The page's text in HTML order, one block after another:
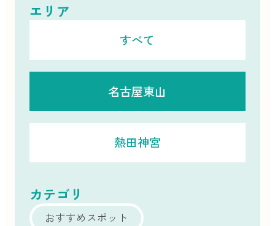
エリア
すべて
名古屋東山
熱田神宮
カテゴリ
おすすめスポット